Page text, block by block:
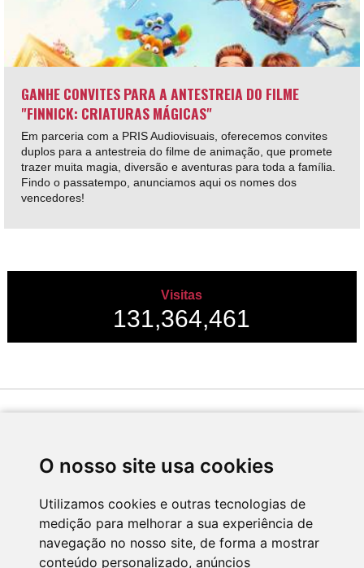
O nosso site usa cookies
Utilizamos cookies e outras tecnologias de
medição para melhorar a sua experiência de
navegação no nosso site, de forma a mostrar
conteúdo personalizado, anúncios
GANHE CONVITES PARA A ANTESTREIA DO FILME
"FINNICK: CRIATURAS MÁGICAS"
Em parceria com a PRIS Audiovisuais, oferecemos convites
duplos para a antestreia do filme de animação, que promete
trazer muita magia, diversão e aventuras para toda a família.
Findo o passatempo, anunciamos aqui os nomes dos
vencedores!
Visitas
131,364,461